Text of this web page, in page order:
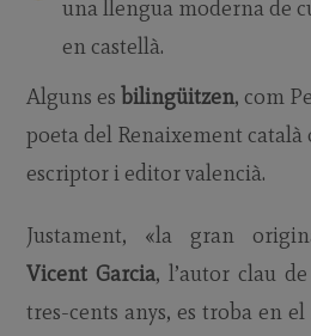
una llengua moderna de
en castellà.
Alguns es bilingüitzen, com
poeta del Renaixement català
escriptor i editor valencià.
Justament, «la gran
Vicent Garcia, l’autor clau
tres-cents anys, es troba en